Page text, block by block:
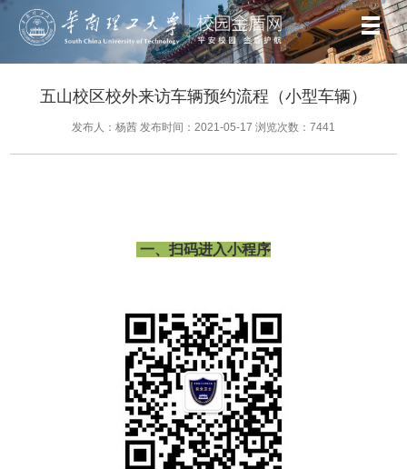
五山校区校外来访车辆预约流程（小型车辆）
发布人：杨茜 发布时间：2021-05-17 浏览次数： 7441
一、扫码进入小程序